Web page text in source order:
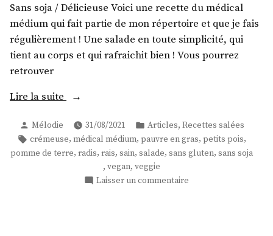
Sans soja / Délicieuse Voici une recette du médical
médium qui fait partie de mon répertoire et que je fais
régulièrement ! Une salade en toute simplicité, qui
tient au corps et qui rafraichit bien ! Vous pourrez
retrouver
Lire la suite « Une
de
pommes
de
terre
Publié
par
Mélodie 31/08/2021
Publié
dans
Articles, Recettes salées
Étiquettes :
crémeuse, médical médium, pauvre en gras, petits pois,
pomme de terre, radis, rais, sain, salade, sans gluten, sans soja
, vegan, veggie
Laisser un commentaire